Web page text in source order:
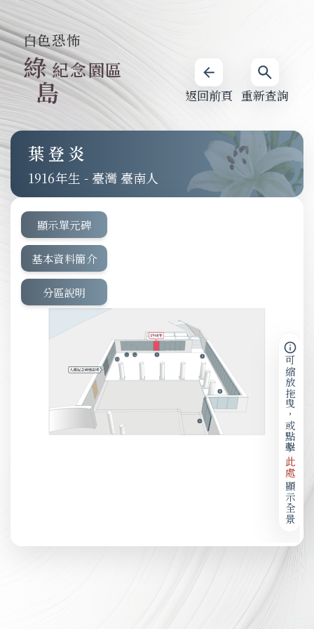
重新查詢
返回前頁
白色恐怖
綠
島
紀念園區
葉登炎
1916 - 臺灣 臺南人
顯示單元碑
基本資料簡介
分區說明
可縮放拖曳，或點擊
此處
顯示全景